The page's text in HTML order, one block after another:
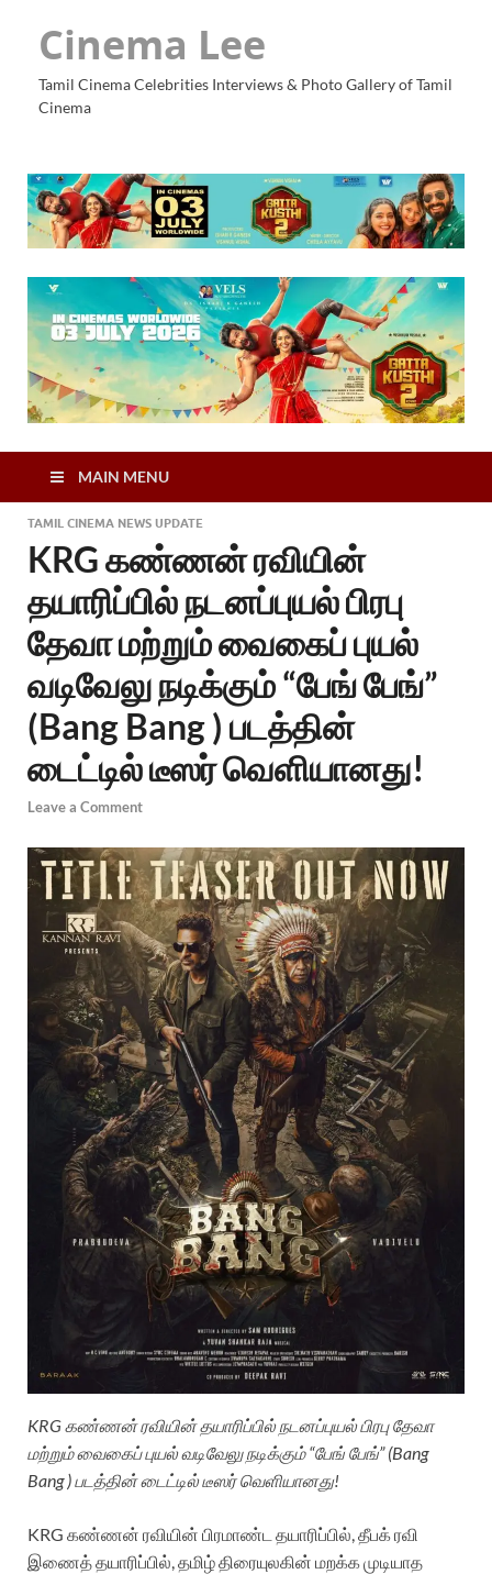
Cinema Lee
Tamil Cinema Celebrities Interviews & Photo Gallery of Tamil
Cinema
MAIN MENU
TAMIL CINEMA NEWS UPDATE
KRG கண்ணன் ரவியின்
தயாரிப்பில் நடனப்புயல் பிரபு
தேவா மற்றும் வைகைப் புயல்
வடிவேலு நடிக்கும் “பேங் பேங்”
(Bang Bang ) படத்தின்
டைட்டில் டீஸர் வெளியானது!
Leave a Comment
KRG கண்ணன் ரவியின் தயாரிப்பில் நடனப்புயல் பிரபு தேவா
மற்றும் வைகைப் புயல் வடிவேலு நடிக்கும் “பேங் பேங்” (Bang
Bang ) படத்தின் டைட்டில் டீஸர் வெளியானது!
KRG கண்ணன் ரவியின் பிரமாண்ட தயாரிப்பில், தீபக் ரவி
இணைத் தயாரிப்பில், தமிழ் திரையுலகின் மறக்க முடியாத